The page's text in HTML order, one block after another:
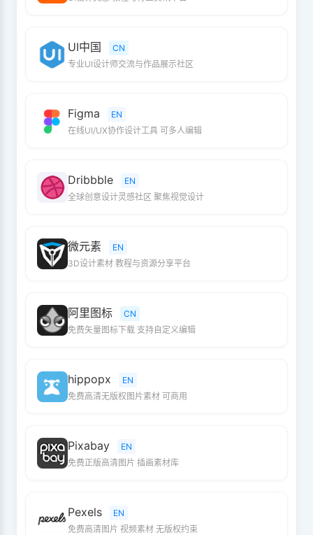
UI中国
CN
专业UI设计师交流与作品展示社区
Figma
EN
在线UI/UX协作设计工具 可多人编辑
Dribbble
EN
全球创意设计灵感社区 聚焦视觉设计
微元素
EN
3D设计素材 教程与资源分享平台
阿里图标
CN
免费矢量图标下载 支持自定义编辑
hippopx
EN
免费高清无版权图片素材 可商用
Pixabay
EN
免费正版高清图片 插画素材库
Pexels
EN
免费高清图片 视频素材 无版权约束